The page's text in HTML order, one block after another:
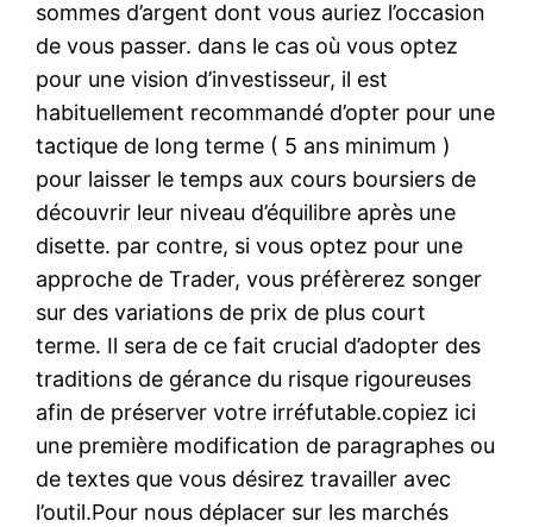
sommes d’argent dont vous auriez l’occasion
de vous passer. dans le cas où vous optez
pour une vision d’investisseur, il est
habituellement recommandé d’opter pour une
tactique de long terme ( 5 ans minimum )
pour laisser le temps aux cours boursiers de
découvrir leur niveau d’équilibre après une
disette. par contre, si vous optez pour une
approche de Trader, vous préfèrerez songer
sur des variations de prix de plus court
terme. Il sera de ce fait crucial d’adopter des
traditions de gérance du risque rigoureuses
afin de préserver votre irréfutable.copiez ici
une première modification de paragraphes ou
de textes que vous désirez travailler avec
l’outil.Pour nous déplacer sur les marchés